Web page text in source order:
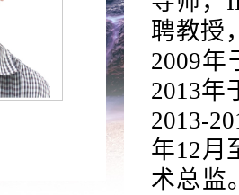
聘教授
2009
2013年
2013-
年12月
术总监